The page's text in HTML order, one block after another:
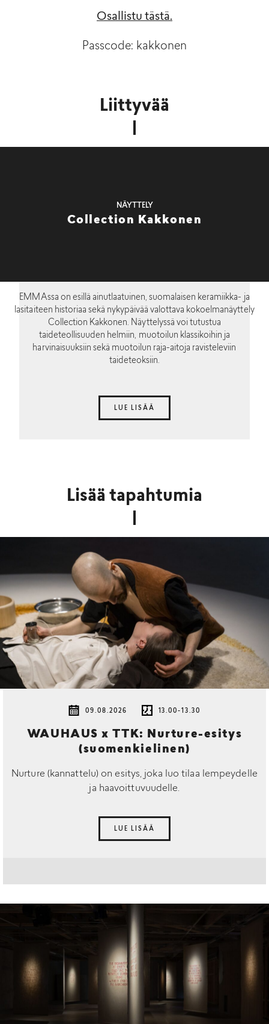
Osallistu tästä.
Passcode: kakkonen
Liittyvää
NÄYTTELY
Collection Kakkonen
EMMAssa on esillä ainutlaatuinen, suomalaisen keramiikka- ja
lasitaiteen historiaa sekä nykypäivää valottava kokoelmanäyttely
Collection Kakkonen. Näyttelyssä voi tutustua
taideteollisuuden helmiin, muotoilun klassikoihin ja
harvinaisuuksiin sekä muotoilun raja-aitoja ravisteleviin
taideteoksiin.
LUE LISÄÄ
Lisää tapahtumia
09.08.2026 13.00-13.30
WAUHAUS x TTK: Nurture-esitys
(suomenkielinen)
Nurture (kannattelu) on esitys, joka luo tilaa lempeydelle
ja haavoittuvuudelle.
LUE LISÄÄ